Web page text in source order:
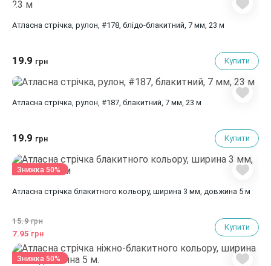
Атласна стрічка, рулон, #178, блідо-блакитний, 7 мм, 23 м
19.9 грн Купити
Атласна стрічка, рулон, #187, блакитний, 7 мм, 23 м
19.9 грн Купити
Атласна стрічка блакитного кольору, ширина 3 мм, довжина 5 м
15.9грн
7.95 грн
Купити
Знижка 50%
Знижка 50%